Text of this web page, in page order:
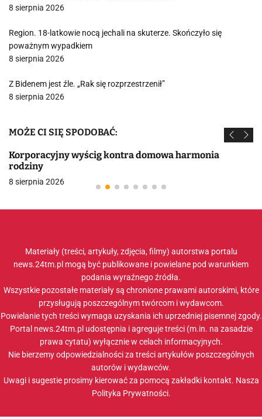
8 sierpnia 2026
Region. 18-latkowie nocą jechali na skuterze. Skończyło się
poważnym wypadkiem
8 sierpnia 2026
Z Bidenem jest źle. „Rak się rozprzestrzenił”
8 sierpnia 2026
MOŻE CI SIĘ SPODOBAĆ:
Korporacyjny wyścig kontra domowa harmonia
rodziny
8 sierpnia 2026
Materiały (treści, artykuły, zdjęcia, filmy) autorstwa portalu
news.24tm.pl mogą być publikowane i powielane pod warunkiem
podania wyraźnego źródła.
Wszystkie pozostałe materiały są chronione prawami autorskimi, które
przysługują poszczególnym twórcom i wydawcom.
Powielanie tych treści wymaga uzyskania ich uprzedniej pisemnej zgody.
Portal news.24tm.pl udostępnia i agreguje treści (m.in. na zasadzie
prawa cytatu) wyłącznie w celach informacyjnych.
Nie bierzemy odpowiedzialności za treści artykułów poszczególnych
autorów i wydawców.
Uwagi i sugestie prosimy kierować za pomocą zakładki kontakt. Nasza
Polityka Prywatności.